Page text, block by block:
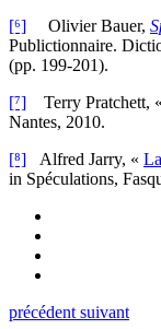
[⁶] Olivier Bauer,
Publictionnaire.
(pp. 199-201).
[⁷] Terry Pratchett,
Nantes, 2010.
[⁸] Alfred Jarry, «
in Spéculations,
précédent suivant